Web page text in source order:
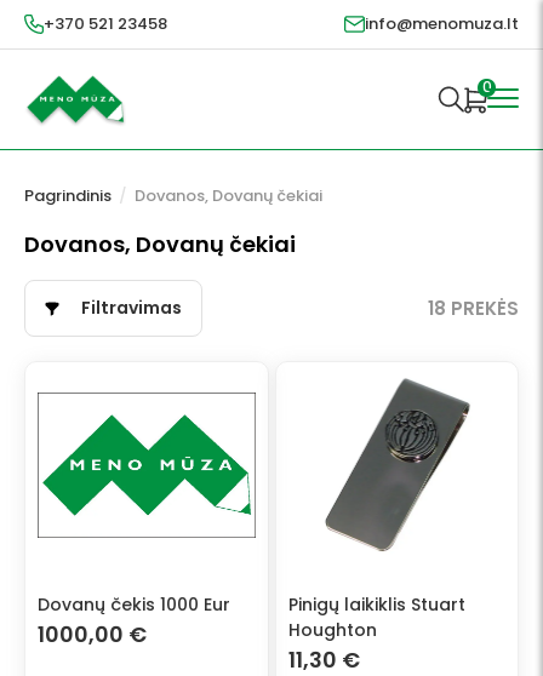
+370 521 23458 info@menomuza.lt
0
Pagrindinis / Dovanos, Dovanų čekiai
Dovanos, Dovanų čekiai
Filtravimas 18 PREKĖS
Dovanų čekis 1000 Eur
1000,00 €
Pinigų laikiklis Stuart
Houghton
11,30 €